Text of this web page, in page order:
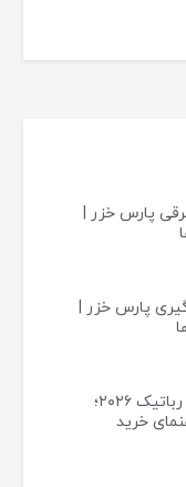
پارس خزر |
پارس خزر |
بهترین جاروبرقی‌های رباتیک ۲۰۲۶؛
خرید